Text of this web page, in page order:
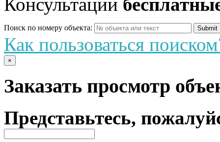
Поиск по номеру объекта:
Как пользоваться
×
Заказать просмотр
Представьтесь,